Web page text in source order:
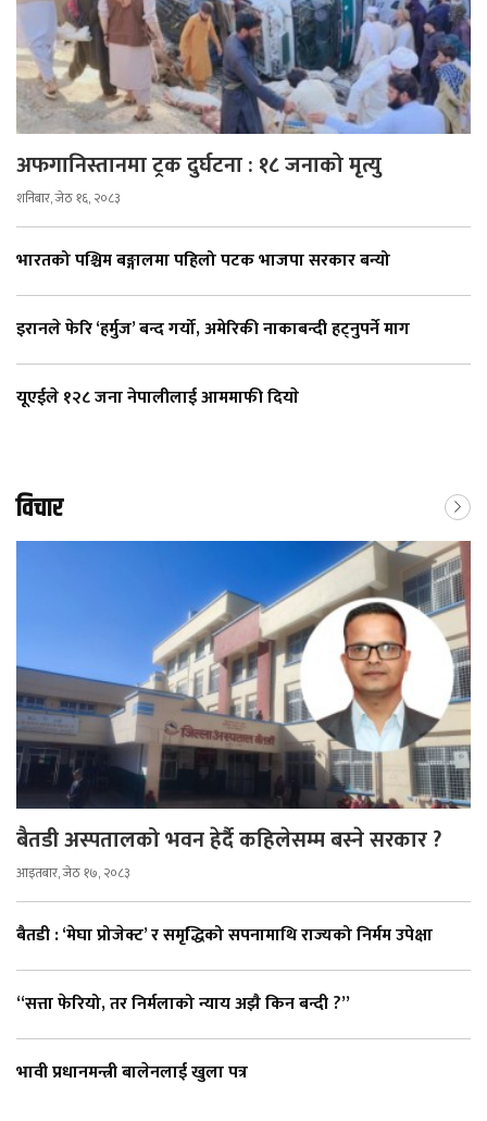
अफगानिस्तानमा ट्रक दुर्घटना : १८ जनाको मृत्यु
शनिबार, जेठ १६, २०८३
भारतको पश्चिम बङ्गालमा पहिलो पटक भाजपा सरकार बन्यो
इरानले फेरि ‘हर्मुज’ बन्द गर्यो, अमेरिकी नाकाबन्दी हट्नुपर्ने माग
यूएईले १२८ जना नेपालीलाई आममाफी दियाे
विचार
बैतडी अस्पतालको भवन हेर्दै कहिलेसम्म बस्ने सरकार ?
आइतबार, जेठ १७, २०८३
बैतडी : ‘मेघा प्रोजेक्ट’ र समृद्धिको सपनामाथि राज्यको निर्मम उपेक्षा
“सत्ता फेरियो, तर निर्मलाको न्याय अझै किन बन्दी ?”
भावी प्रधानमन्त्री बालेनलाई खुला पत्र